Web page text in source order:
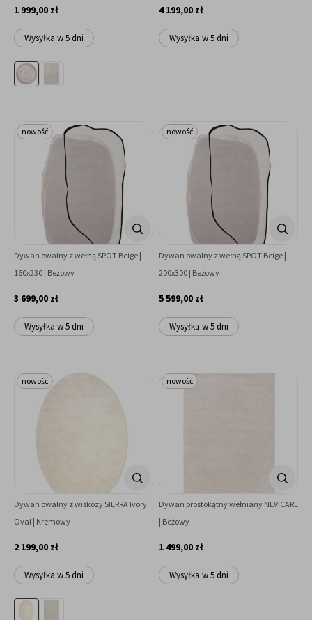
1 999,00 zł
Wysyłka w 5 dni
4 199,00 zł
Wysyłka w 5 dni
Dywan owalny z wełną SPOT Beige |
160x230 | Beżowy
3 699,00 zł
Wysyłka w 5 dni
nowość
Dywan owalny z wełną SPOT Beige |
200x300 | Beżowy
5 599,00 zł
Wysyłka w 5 dni
nowość
Dywan owalny z wiskozy SIERRA Ivory
Oval | Kremowy
2 199,00 zł
Wysyłka w 5 dni
nowość
Dywan prostokątny wełniany NEVICARE
| Beżowy
1 499,00 zł
Wysyłka w 5 dni
nowość